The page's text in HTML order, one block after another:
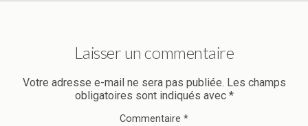
Laisser un commentaire
Votre adresse e-mail ne sera pas publiée. Les champs
obligatoires sont indiqués avec *
Commentaire *